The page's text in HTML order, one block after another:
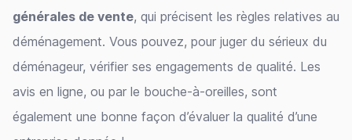
générales de vente, qui précisent les règles relatives au
déménagement. Vous pouvez, pour juger du sérieux du
déménageur, vérifier ses engagements de qualité. Les
avis en ligne, ou par le bouche-à-oreilles, sont
également une bonne façon d’évaluer la qualité d’une